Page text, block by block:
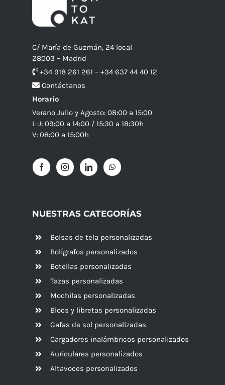
C/ María de Guzmán, 24 local
28003 – Madrid
+34 918 261 261 – +34 637 44 40 12
Contáctanos
Horario
Verano Julio y Agosto: 08:00 a 15:00
L-J: 09:00 a 14:00 / 15:30 a 18:30h
V: 08:00 a 15:00h
NUESTRAS CATEGORÍAS
Bolsas de tela personalizadas
Bolígrafos personalizados
Botellas personalizadas
Tazas personalizadas
Mochilas personalizadas
Blocs y libretas personalizadas
Gafas de sol personalizadas
Cargadores inalámbricos personalizados
Auriculares personalizados
Altavoces personalizados